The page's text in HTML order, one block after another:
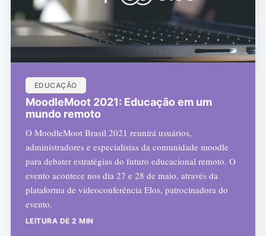
EDUCAÇÃO
MoodleMoot 2021: Educação em um
mundo remoto
O MoodleMoot Brasil 2021 reunirá usuários,
administradores e especialistas da comunidade moodle
para debater estratégias do futuro educacional remoto. O
evento acontece nos dia 27 e 28 de maio, através da
plataforma de videoconferência Elos, patrocinadora do
evento.
LEITURA DE 2 MIN